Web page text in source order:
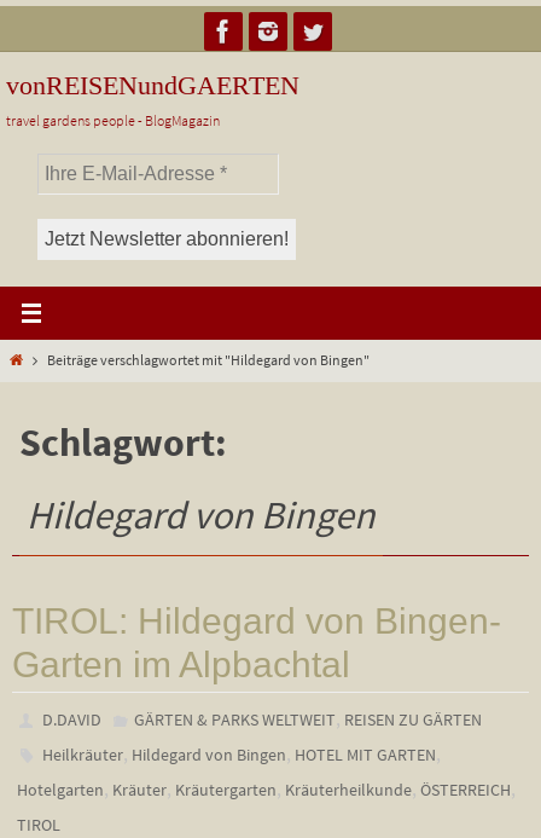
Inhalt
springen
vonREISENundGAERTEN
travel gardens people - BlogMagazin
StartBeiträge verschlagwortet mit "Hildegard von Bingen"
Schlagwort:
Hildegard von Bingen
TIROL: Hildegard von Bingen-
Garten im Alpbachtal
D.DAVID GÄRTEN & PARKS WELTWEIT, REISEN ZU GÄRTEN
Heilkräuter, Hildegard von Bingen, HOTEL MIT GARTEN,
Hotelgarten, Kräuter, Kräutergarten, Kräuterheilkunde, ÖSTERREICH,
TIROL